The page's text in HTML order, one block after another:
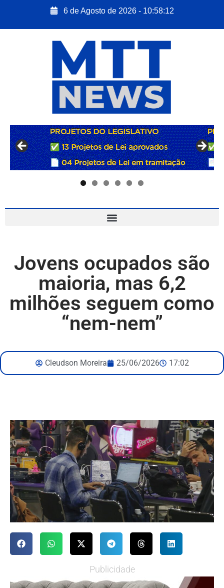
6 de Agosto de 2026 - 10:58:13
Jovens ocupados são
maioria, mas 6,2
milhões seguem como
“nem-nem”
Cleudson Moreira 25/06/2026 17:02
Publicidade